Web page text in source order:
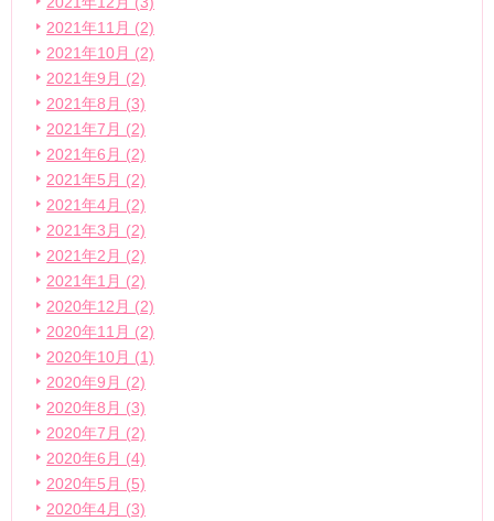
2021年11月 (2)
2021年10月 (2)
2021年9月 (2)
2021年8月 (3)
2021年7月 (2)
2021年6月 (2)
2021年5月 (2)
2021年4月 (2)
2021年3月 (2)
2021年2月 (2)
2021年1月 (2)
2020年12月 (2)
2020年11月 (2)
2020年10月 (1)
2020年9月 (2)
2020年8月 (3)
2020年7月 (2)
2020年6月 (4)
2020年5月 (5)
2020年4月 (3)